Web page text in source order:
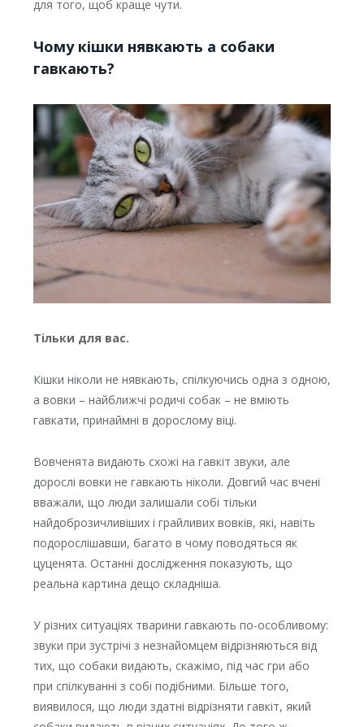
для того, щоб краще чути.
Чому кішки нявкають а собаки
гавкають?
Тільки для вас.
Кішки ніколи не нявкають, спілкуючись одна з одною,
а вовки – найближчі родичі собак – не вміють
гавкати, принаймні в дорослому віці.
Вовченята видають схожі на гавкіт звуки, але
дорослі вовки не гавкають ніколи. Довгий час вчені
вважали, що люди залишали собі тільки
найдоброзичливіших і грайливих вовків, які, навіть
подорослішавши, багато в чому поводяться як
цуценята. Останні дослідження показують, що
реальна картина дещо складніша.
У різних ситуаціях тварини гавкають по-особливому:
звуки при зустрічі з незнайомцем відрізняються від
тих, що собаки видають, скажімо, під час гри або
при спілкуванні з собі подібними. Більше того,
виявилося, що люди здатні відрізняти гавкіт, який